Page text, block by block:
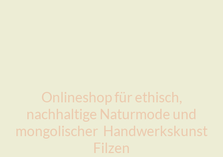
Onlineshop für ethisch,
nachhaltige Naturmode und
mongolischer Handwerkskunst
Filzen